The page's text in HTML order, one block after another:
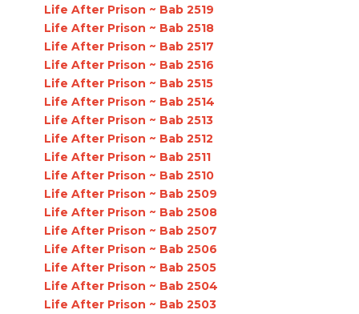
Life After Prison ~ Bab 2519
Life After Prison ~ Bab 2518
Life After Prison ~ Bab 2517
Life After Prison ~ Bab 2516
Life After Prison ~ Bab 2515
Life After Prison ~ Bab 2514
Life After Prison ~ Bab 2513
Life After Prison ~ Bab 2512
Life After Prison ~ Bab 2511
Life After Prison ~ Bab 2510
Life After Prison ~ Bab 2509
Life After Prison ~ Bab 2508
Life After Prison ~ Bab 2507
Life After Prison ~ Bab 2506
Life After Prison ~ Bab 2505
Life After Prison ~ Bab 2504
Life After Prison ~ Bab 2503